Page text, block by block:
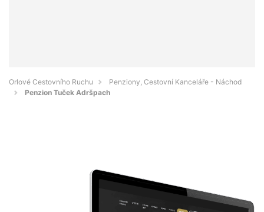
Orlové Cestovního Ruchu
Penziony, Cestovní Kanceláře - Náchod
Penzion Tuček Adršpach